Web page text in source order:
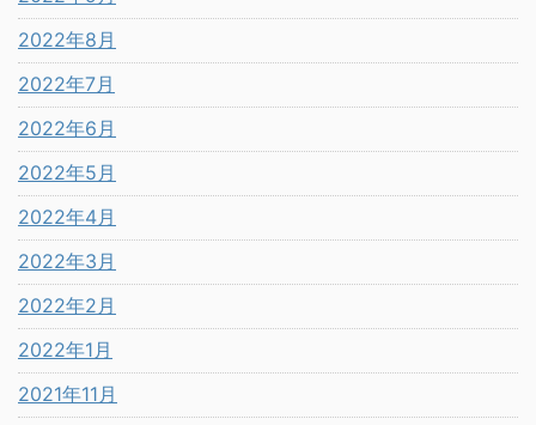
2022年8月
2022年7月
2022年6月
2022年5月
2022年4月
2022年3月
2022年2月
2022年1月
2021年11月